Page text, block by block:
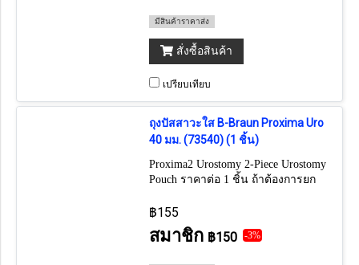
มีสินค้าราคาส่ง
สั่งซื้อสินค้า
เปรียบเทียบ
ถุงปัสสาวะใส B-Braun Proxima Uro
40 มม. (73540) (1 ชิ้น)
Proxima2 Urostomy 2‑Piece Urostomy
Pouch ราคาต่อ 1 ชิ้น ถ้าต้องการยก
฿155
สมาชิก ฿150 -3%